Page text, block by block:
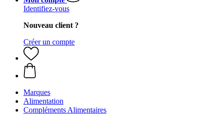
Identifiez-vous
Nouveau client ?
Créer un compte
Marques
Alimentation
Compléments Alimentaires